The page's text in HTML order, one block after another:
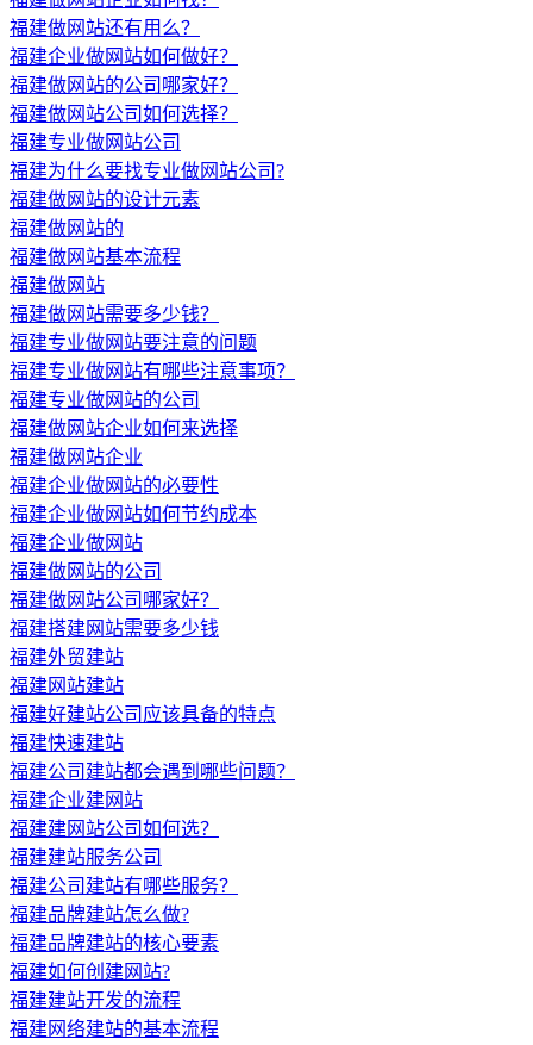
福建做网站还有用么？
福建企业做网站如何做好？
福建做网站的公司哪家好？
福建做网站公司如何选择？
福建专业做网站公司
福建为什么要找专业做网站公司?
福建做网站的设计元素
福建做网站的
福建做网站基本流程
福建做网站
福建做网站需要多少钱？
福建专业做网站要注意的问题
福建专业做网站有哪些注意事项？
福建专业做网站的公司
福建做网站企业如何来选择
福建做网站企业
福建企业做网站的必要性
福建企业做网站如何节约成本
福建企业做网站
福建做网站的公司
福建做网站公司哪家好？
福建搭建网站需要多少钱
福建外贸建站
福建网站建站
福建好建站公司应该具备的特点
福建快速建站
福建公司建站都会遇到哪些问题？
福建企业建网站
福建建网站公司如何选？
福建建站服务公司
福建公司建站有哪些服务？
福建品牌建站怎么做?
福建品牌建站的核心要素
福建如何创建网站?
福建建站开发的流程
福建网络建站的基本流程